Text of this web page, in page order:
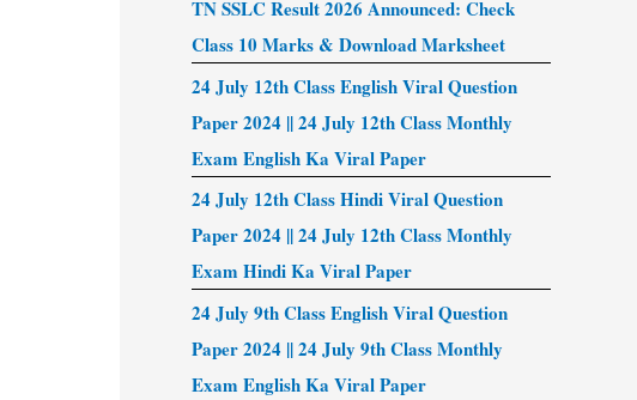
TN SSLC Result 2026 Announced: Check
Class 10 Marks & Download Marksheet
24 July 12th Class English Viral Question
Paper 2024 || 24 July 12th Class Monthly
Exam English Ka Viral Paper
24 July 12th Class Hindi Viral Question
Paper 2024 || 24 July 12th Class Monthly
Exam Hindi Ka Viral Paper
24 July 9th Class English Viral Question
Paper 2024 || 24 July 9th Class Monthly
Exam English Ka Viral Paper